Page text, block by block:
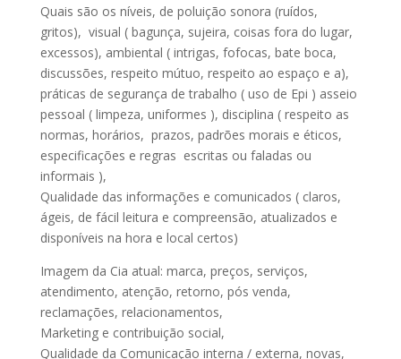
Quais são os níveis, de poluição sonora (ruídos,
gritos), visual ( bagunça, sujeira, coisas fora do lugar,
excessos), ambiental ( intrigas, fofocas, bate boca,
discussões, respeito mútuo, respeito ao espaço e a),
práticas de segurança de trabalho ( uso de Epi ) asseio
pessoal ( limpeza, uniformes ), disciplina ( respeito as
normas, horários, prazos, padrões morais e éticos,
especificações e regras escritas ou faladas ou
informais ),
Qualidade das informações e comunicados ( claros,
ágeis, de fácil leitura e compreensão, atualizados e
disponíveis na hora e local certos)
Imagem da Cia atual: marca, preços, serviços,
atendimento, atenção, retorno, pós venda,
reclamações, relacionamentos,
Marketing e contribuição social,
Qualidade da Comunicação interna / externa, novas,